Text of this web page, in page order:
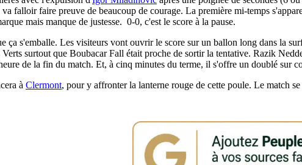
falloir faire preuve de beaucoup de courage. La première mi-temps
mais manque de justesse. 0-0, c'est le score à la pause.
ça s'emballe. Les visiteurs vont ouvrir le score sur un ballon long dans la
surtout que Boubacar Fall était proche de sortir la tentative. Razik
de la fin du match. Et, à cinq minutes du terme, il s'offre un doublé
à Clermont, pour y affronter la lanterne rouge de cette poule. Le match